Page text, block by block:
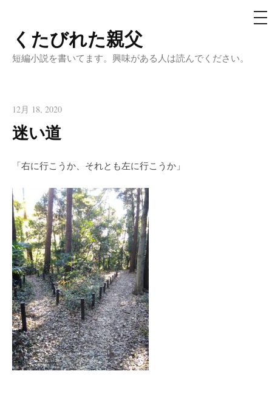
コ
ン
ス
ッ
くたびれた親父
短編小説を書いてます。興味がある人は読んでください。
メ
ニ
12月 18, 2020
迷い道
「右に行こうか、それとも左に行こうか」